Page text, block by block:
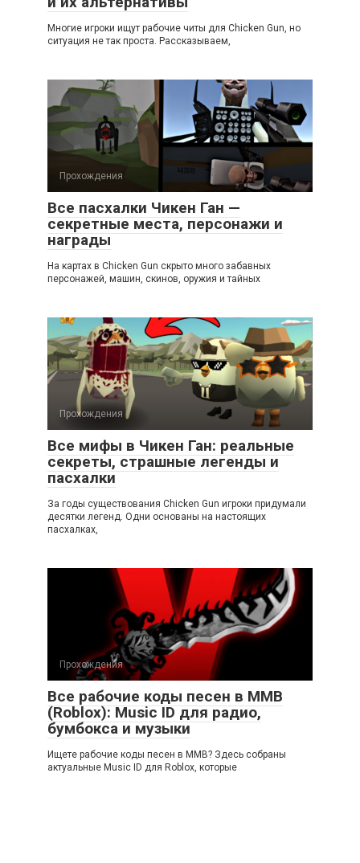
Многие игроки ищут рабочие читы для Chicken Gun, но
ситуация не так проста. Рассказываем,
Прохождения
Все пасхалки Чикен Ган —
секретные места, персонажи и
награды
На картах в Chicken Gun скрыто много забавных
персонажей, машин, скинов, оружия и тайных
Прохождения
Все мифы в Чикен Ган: реальные
секреты, страшные легенды и
пасхалки
За годы существования Chicken Gun игроки придумали
десятки легенд. Одни основаны на настоящих
пасхалках,
Прохождения
Все рабочие коды песен в ММВ
(Roblox): Music ID для радио,
бумбокса и музыки
Ищете рабочие коды песен в ММВ? Здесь собраны
актуальные Music ID для Roblox, которые